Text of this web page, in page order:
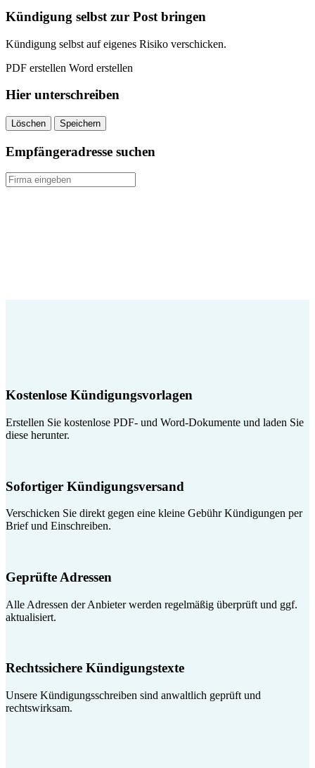
quantity
Kündigung selbst zur Post bringen
Kündigung selbst auf eigenes Risiko verschicken.
PDF erstellen Word erstellen
Hier unterschreiben
Löschen Speichern
Empfängeradresse suchen
Kostenlose Kündigungsvorlagen
Erstellen Sie kostenlose PDF- und Word-Dokumente und laden Sie
diese herunter.
Sofortiger Kündigungsversand
Verschicken Sie direkt gegen eine kleine Gebühr Kündigungen per
Brief und Einschreiben.
Geprüfte Adressen
Alle Adressen der Anbieter werden regelmäßig überprüft und ggf.
aktualisiert.
Rechtssichere Kündigungstexte
Unsere Kündigungsschreiben sind anwaltlich geprüft und
rechtswirksam.